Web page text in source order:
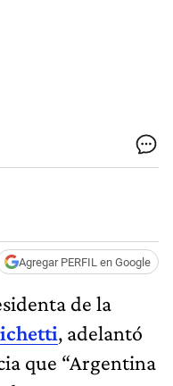
Agregar PERFIL en Google
de la
, adelantó
que “Argentina